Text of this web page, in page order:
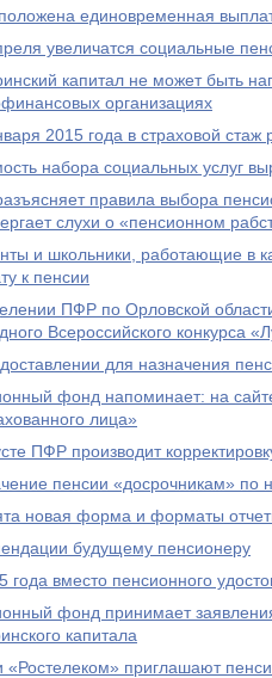
единовременная
увеличатся социальные
капитал не может быть
организациях
2015 года в страховой
набора социальных услуг
правила выбора
слухи о «пенсионном
и школьники, работающие в
к пенсии
ПФР по Орловской
Всероссийского конкурса
для назначения
фонд напоминает: на
лица»
ПФР производит
пенсии «досрочникам» по
новая форма и форматы
будущему пенсионеру
года вместо пенсионного
фонд принимает
капитала
приглашают